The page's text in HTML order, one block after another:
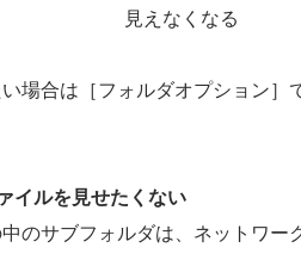
見えなくなる
場合は［フォルダオプション］
イルを見せたくない
のサブフォルダは、ネットワー